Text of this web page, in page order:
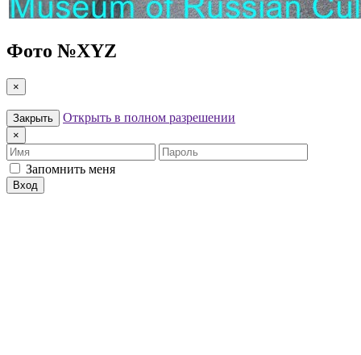
Фото №XYZ
×
Закрыть Открыть в полном разрешении
×
Имя
Пароль
Запомнить меня
Вход